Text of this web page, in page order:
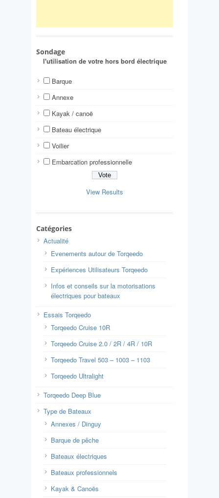
Sondage
l'utilisation de votre hors bord électrique
Barque
Annexe
Kayak / canoë
Bateau électrique
Voilier
Embarcation professionnelle
View Results
Catégories
Actualité
Evenements autour de Torqeedo
Expériences Utilisateurs Torqeedo
Infos et conseils sur la motorisations
électriques pour bateaux
Essais Torqeedo
Torqeedo Cruise 10R
Torqeedo Cruise 2.0 / 2R / 4R / 10R
Torqeedo Travel 503 – 1003 – 1103
Torqeedo Ultralight
Torqeedo Deep Blue
Type de Bateaux
Annexes / Dinguy
Barque de pêche
Bateaux électriques
Bateaux professionnels
Kayak & Canoës